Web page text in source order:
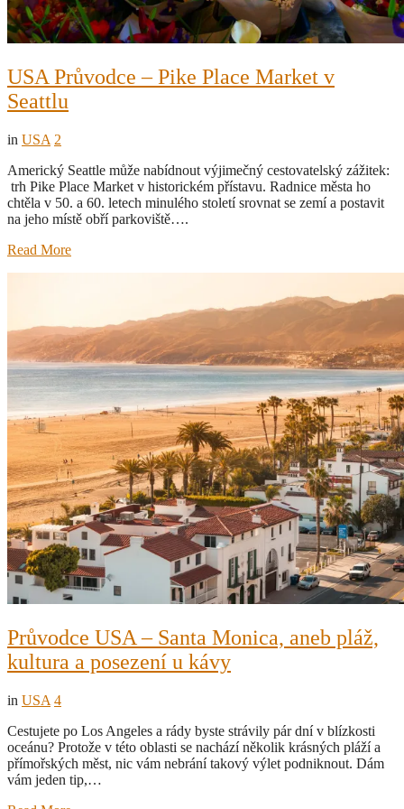
USA Průvodce – Pike Place Market v
Seattlu
in USA 2
Americký Seattle může nabídnout výjimečný cestovatelský zážitek:
trh Pike Place Market v historickém přístavu. Radnice města ho
chtěla v 50. a 60. letech minulého století srovnat se zemí a postavit
na jeho místě obří parkoviště….
Read More
Průvodce USA – Santa Monica, aneb pláž,
kultura a posezení u kávy
in USA 4
Cestujete po Los Angeles a rády byste strávily pár dní v blízkosti
oceánu? Protože v této oblasti se nachází několik krásných pláží a
přímořských měst, nic vám nebrání takový výlet podniknout. Dám
vám jeden tip,…